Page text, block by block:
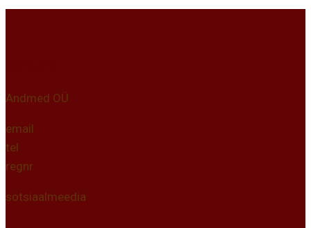
Andmed OÜ
email
tel
regnr
sotsiaalmeedia